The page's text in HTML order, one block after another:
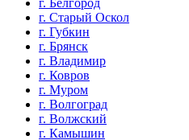
г. Белгород
г. Старый Оскол
г. Губкин
г. Брянск
г. Владимир
г. Ковров
г. Муром
г. Волгоград
г. Волжский
г. Камышин